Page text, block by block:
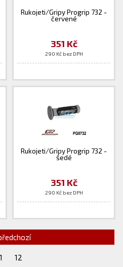
Rukojeti/Gripy Progrip 732 -
červené
351 Kč
290 Kč bez DPH
Rukojeti/Gripy Progrip 732 -
šedé
351 Kč
290 Kč bez DPH
12